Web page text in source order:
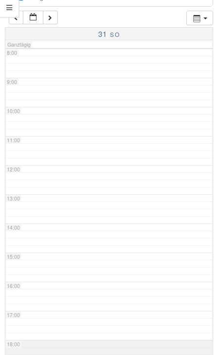
31 SO
Ganztägig
7:00
8:00
9:00
10:00
11:00
12:00
13:00
14:00
15:00
16:00
17:00
18:00